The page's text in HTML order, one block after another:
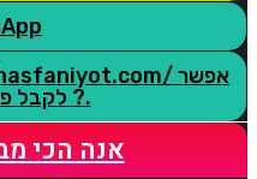
לקבל פרטים בבקשה ?.
אנה הכי